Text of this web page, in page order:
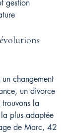
gestion
changement
un divorce
trouvons la
plus adaptée
de Marc, 42